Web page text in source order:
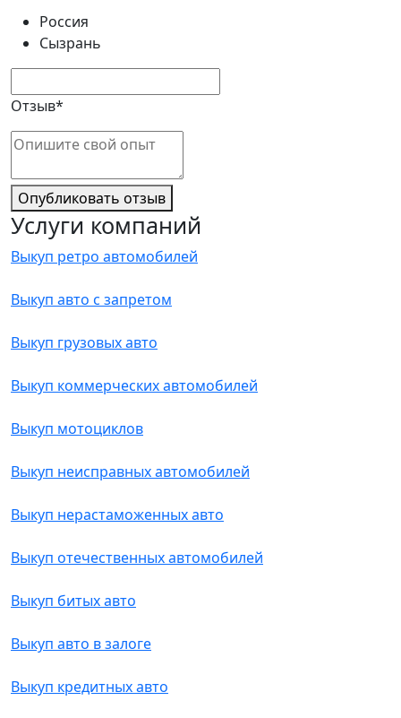
Россия
Сызрань
Отзыв*
Опубликовать отзыв
Услуги компаний
Выкуп ретро автомобилей
Выкуп авто с запретом
Выкуп грузовых авто
Выкуп коммерческих автомобилей
Выкуп мотоциклов
Выкуп неисправных автомобилей
Выкуп нерастаможенных авто
Выкуп отечественных автомобилей
Выкуп битых авто
Выкуп авто в залоге
Выкуп кредитных авто